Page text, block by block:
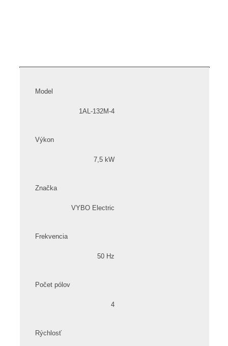
Model
1AL-132M-4
Výkon
7,5 kW
Značka
VYBO Electric
Frekvencia
50 Hz
Počet pólov
4
Rýchlosť